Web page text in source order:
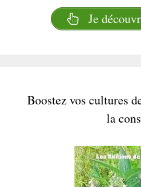
Je
Boostez vos cultures
la